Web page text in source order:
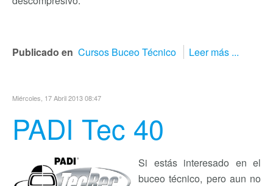
Publicado en Cursos Buceo Técnico Leer más ...
Miércoles, 17 Abril 2013 08:47
PADI Tec 40
Si estás interesado en el
buceo técnico, pero aun no